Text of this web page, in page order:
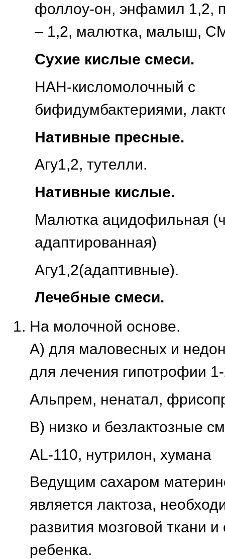
фоллоу-он, энфамил 1,2,
– 1,2, малютка, малыш,
Сухие кислые смеси.
НАН-кисломолочный с
бифидумбактериями,
Нативные пресные.
Агу1,2, тутелли.
Нативные кислые.
Малютка ацидофильная
адаптированная)
Агу1,2(адаптивные).
Лечебные смеси.
На молочной основе.
А) для маловесных и
для лечения гипотрофии
Альпрем, ненатал,
В) низко и безлактозные
AL-110, нутрилон, хумана
Ведущим сахаром
является лактоза,
развития мозговой ткани и
ребенка.